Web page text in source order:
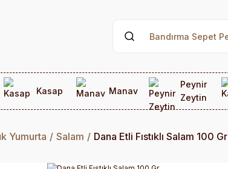
Kasap Manav
Peynir
Zeytin
Yumurta Salam Dana Etli Fıstıklı Salam 100 Gr